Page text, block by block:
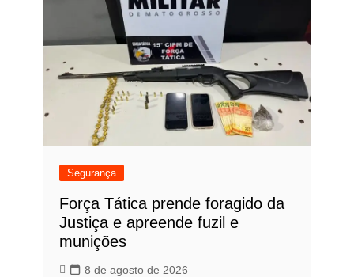
Segurança
Força Tática prende foragido da
Justiça e apreende fuzil e
munições
8 de agosto de 2026